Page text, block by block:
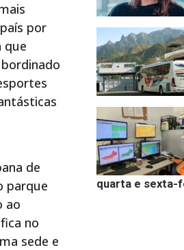
por
que
de
parque
ao
no
sede e
quarta e sexta-